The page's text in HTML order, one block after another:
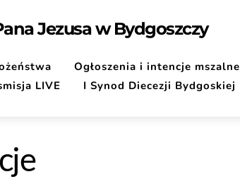
Jezusa w Bydgoszczy
Ogłoszenia i intencje mszalne
LIVE I Synod Diecezji Bydgoskiej